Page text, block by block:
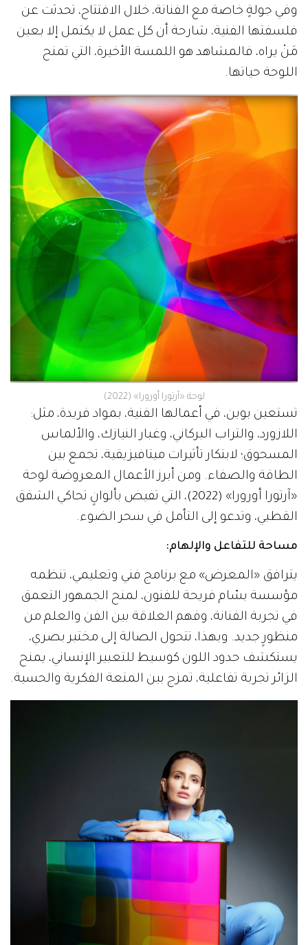
وفي جولةٍ خاصة مع الفنانة، خلال الافتتاح، تحدثت عن
فلسفتها الفنية، شارحة أن كل عمل لا يكتمل إلا بعين
مَنْ يراه، فالمشاهد هو اللمسة الأخيرة، التي تمنح
اللوحة حياتها.
لوحة «آرتورا أورورا» (2022)
تستعين بوين، في أعمالها الفنية، بمواد فريدة، مثل:
اللازورد، والتراب البركاني، وغبار النيازك، والألماس
المسحوق؛ لابتكار تأثيرات ميتافيزيقية، تجمع بين
الطاقة والصفاء. ومن أبرز الأعمال المعروضة لوحة
«آرتورا أورورا» (2022)، التي تفيض بألوانٍ تحاكي الشفق
القطبي، وتدعو إلى التأمل في سحر الضوء.
مساحة للتفاعل والإلهام:
يترافق «المعرض» مع برنامج فني وتعليمي، تنظمه
مؤسسة بسّام فريحة للفنون، لمنح الجمهور التعمق
في تجربة الفنانة، وفهم العلاقة بين الفن والعلم من
منظورٍ جديد. وبهذا، تتحول الصالة إلى مختبر بصري،
يستكشف حدود اللون كوسيط للتعبير الإنساني، يمنح
الزائر تجربة تفاعلية، تمزج بين المتعة الفكرية والحسية.